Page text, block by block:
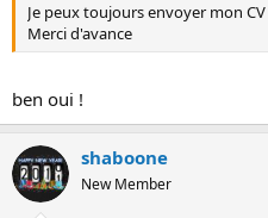
Je peux toujours envoyer mon
Merci d'avance
ben oui !
shaboone
New Member